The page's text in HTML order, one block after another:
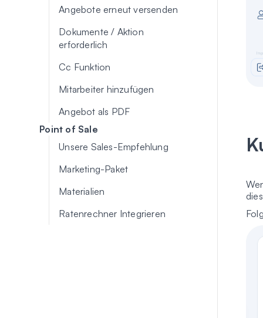
Angebote erneut versenden
Dokumente / Aktion
erforderlich
Cc Funktion
Mitarbeiter hinzufügen
Angebot als PDF
Point of Sale
Unsere Sales-Empfehlung
Marketing-Paket
Materialien
Ratenrechner Integrieren